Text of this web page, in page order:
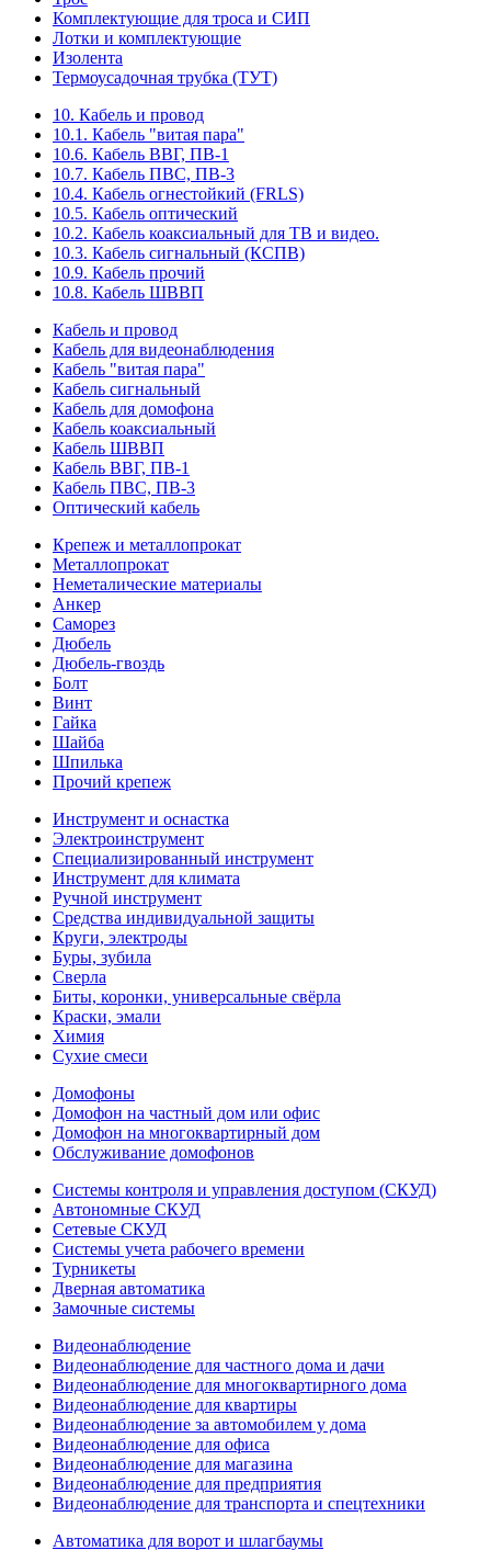
Комплектующие для троса и СИП
Лотки и комплектующие
Изолента
Термоусадочная трубка (ТУТ)
10. Кабель и провод
10.1. Кабель "витая пара"
10.6. Кабель ВВГ, ПВ-1
10.7. Кабель ПВС, ПВ-3
10.4. Кабель огнестойкий (FRLS)
10.5. Кабель оптический
10.2. Кабель коаксиальный для ТВ и видео.
10.3. Кабель сигнальный (КСПВ)
10.9. Кабель прочий
10.8. Кабель ШВВП
Кабель и провод
Кабель для видеонаблюдения
Кабель "витая пара"
Кабель сигнальный
Кабель для домофона
Кабель коаксиальный
Кабель ШВВП
Кабель ВВГ, ПВ-1
Кабель ПВС, ПВ-3
Оптический кабель
Крепеж и металлопрокат
Металлопрокат
Неметалические материалы
Анкер
Саморез
Дюбель
Дюбель-гвоздь
Болт
Винт
Гайка
Шайба
Шпилька
Прочий крепеж
Инструмент и оснастка
Электроинструмент
Специализированный инструмент
Инструмент для климата
Ручной инструмент
Средства индивидуальной защиты
Круги, электроды
Буры, зубила
Сверла
Биты, коронки, универсальные свёрла
Краски, эмали
Химия
Сухие смеси
Домофоны
Домофон на частный дом или офис
Домофон на многоквартирный дом
Обслуживание домофонов
Системы контроля и управления доступом (СКУД)
Автономные СКУД
Сетевые СКУД
Системы учета рабочего времени
Турникеты
Дверная автоматика
Замочные системы
Видеонаблюдение
Видеонаблюдение для частного дома и дачи
Видеонаблюдение для многоквартирного дома
Видеонаблюдение для квартиры
Видеонаблюдение за автомобилем у дома
Видеонаблюдение для офиса
Видеонаблюдение для магазина
Видеонаблюдение для предприятия
Видеонаблюдение для транспорта и спецтехники
Автоматика для ворот и шлагбаумы